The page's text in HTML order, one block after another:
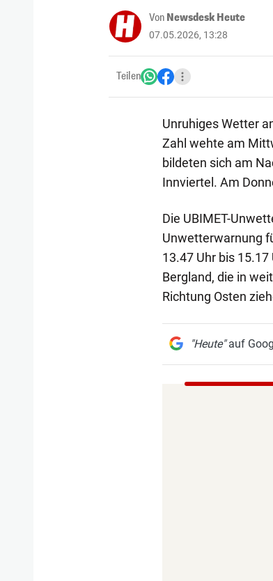
Von Newsdesk Heute
07.05.2026, 13:28
Teilen
Unruhiges Wetter
Zahl wehte am
bildeten sich am
Innviertel. Am
Die UBIMET-
Unwetterwarnung
13.47 Uhr bis
Bergland, die in
Richtung Osten
"Heute"auf